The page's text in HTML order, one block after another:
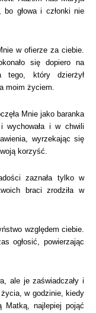
głowa i członki nie
w ofierze za ciebie.
się dopiero na
tego, który dzierżył
moim życiem.
Mnie jako baranka
wychowała i w chwili
wyrzekając się
korzyść.
zaznała tylko w
braci zrodziła w
względem ciebie.
ogłosić, powierzając
ale je zaświadczały i
życia, w godzinie, kiedy
Matką, najlepiej pojąć